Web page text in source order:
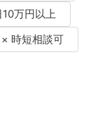
万円以上
時短相談可